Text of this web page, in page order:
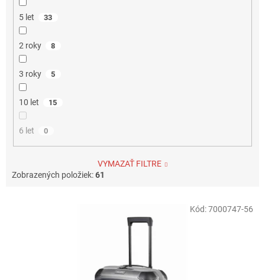
5 let 33
2 roky 8
3 roky 5
10 let 15
6 let 0
VYMAZAŤ FILTRE
Zobrazených položiek:61
Kód:7000747-56